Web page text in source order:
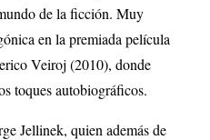
de la ficción. Muy
en la premiada película
Veiroj (2010), donde
toques autobiográficos.
Jellinek, quien además de